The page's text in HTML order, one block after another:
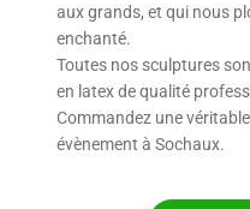
aux grands, et qui nous
enchanté.
Toutes nos sculptures
en latex de qualité
Commandez une
évènement à Sochaux.